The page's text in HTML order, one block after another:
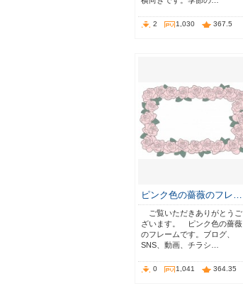
2 1,030 367.5
ピンク色の薔薇のフレ…
ご覧いただきありがとうご
ざいます。 ピンク色の薔薇
のフレームです。ブログ、
SNS、動画、チラシ…
0 1,041 364.35